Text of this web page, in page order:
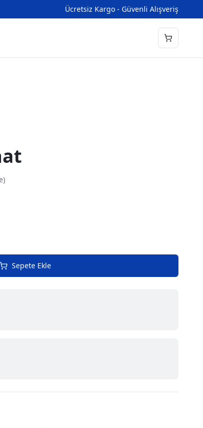
Ücretsiz Kargo - Güvenli Alışveriş
Sepete Ekle